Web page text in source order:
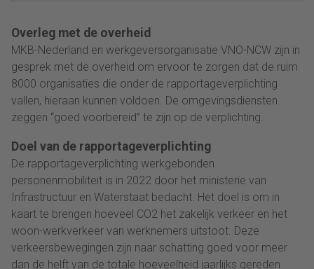
Overleg met de overheid
MKB-Nederland en werkgeversorganisatie VNO-NCW zijn in
gesprek met de overheid om ervoor te zorgen dat de ruim
8000 organisaties die onder de rapportageverplichting
vallen, hieraan kunnen voldoen. De omgevingsdiensten
zeggen “goed voorbereid” te zijn op de verplichting.
Doel van de rapportageverplichting
De rapportageverplichting werkgebonden
personenmobiliteit is in 2022 door het ministerie van
Infrastructuur en Waterstaat bedacht. Het doel is om in
kaart te brengen hoeveel CO2 het zakelijk verkeer en het
woon-werkverkeer van werknemers uitstoot. Deze
verkeersbewegingen zijn naar schatting goed voor meer
dan de helft van de totale hoeveelheid jaarlijks gereden